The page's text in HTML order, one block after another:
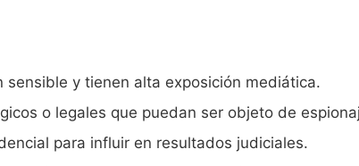
y tienen alta exposición mediática.
o legales que puedan ser objeto de
para influir en resultados judiciales.